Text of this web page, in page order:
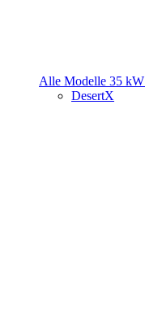
Alle Modelle 35 kW
DesertX